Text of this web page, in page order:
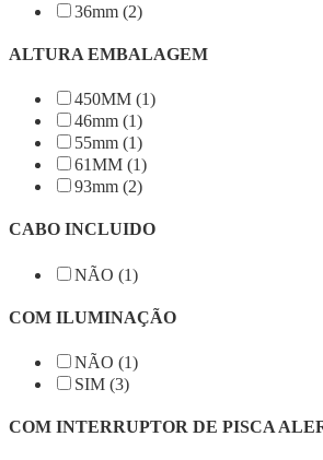
36mm (2)
ALTURA EMBALAGEM
450MM (1)
46mm (1)
55mm (1)
61MM (1)
93mm (2)
CABO INCLUIDO
NÃO (1)
COM ILUMINAÇÃO
NÃO (1)
SIM (3)
COM INTERRUPTOR DE PISCA